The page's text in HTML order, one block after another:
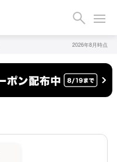
2026年8月時点